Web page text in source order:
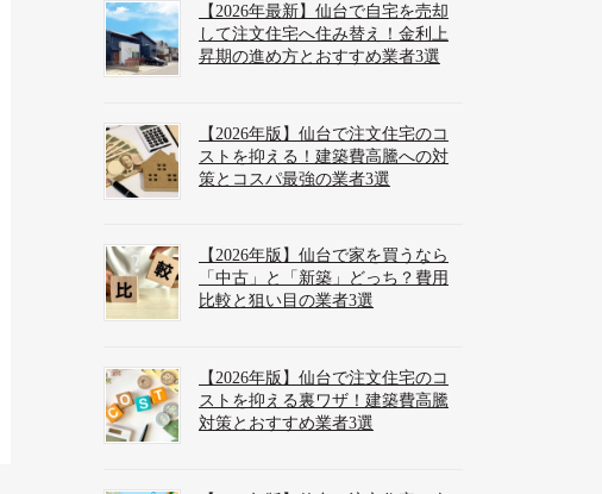
【2026年最新】仙台で自宅を売却
して注文住宅へ住み替え！金利上
昇期の進め方とおすすめ業者3選
【2026年版】仙台で注文住宅のコ
ストを抑える！建築費高騰への対
策とコスパ最強の業者3選
【2026年版】仙台で家を買うなら
「中古」と「新築」どっち？費用
比較と狙い目の業者3選
【2026年版】仙台で注文住宅のコ
ストを抑える裏ワザ！建築費高騰
対策とおすすめ業者3選